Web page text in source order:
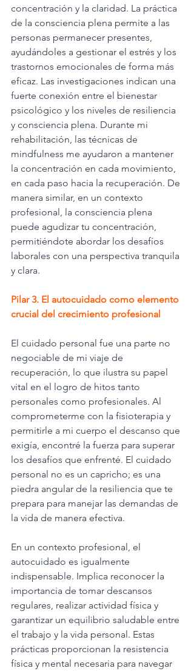
concentración y la claridad. La práctica
de la consciencia plena permite a las
personas permanecer presentes,
ayudándoles a gestionar el estrés y los
trastornos emocionales de forma más
eficaz. Las investigaciones indican una
fuerte conexión entre el bienestar
psicológico y los niveles de resiliencia
y consciencia plena. Durante mi
rehabilitación, las técnicas de
mindfulness me ayudaron a mantener
la concentración en cada movimiento,
en cada paso hacia la recuperación. De
manera similar, en un contexto
profesional, la consciencia plena
puede agudizar tu concentración,
permitiéndote abordar los desafíos
laborales con una perspectiva tranquila
y clara.
Pilar 3. El autocuidado como elemento
crucial del crecimiento profesional
El cuidado personal fue una parte no
negociable de mi viaje de
recuperación, lo que ilustra su papel
vital en el logro de hitos tanto
personales como profesionales. Al
comprometerme con la fisioterapia y
permitirle a mi cuerpo el descanso que
exigía, encontré la fuerza para superar
los desafíos que enfrenté. El cuidado
personal no es un capricho; es una
piedra angular de la resiliencia que te
prepara para manejar las demandas de
la vida de manera efectiva.
En un contexto profesional, el
autocuidado es igualmente
indispensable. Implica reconocer la
importancia de tomar descansos
regulares, realizar actividad física y
garantizar un equilibrio saludable entre
el trabajo y la vida personal. Estas
prácticas proporcionan la resistencia
física y mental necesaria para navegar